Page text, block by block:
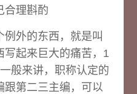
合理斟酌
例外的东西，就是叫
写起来巨大的痛苦，1
般来讲，职称认定的
跟第二三主编，可以